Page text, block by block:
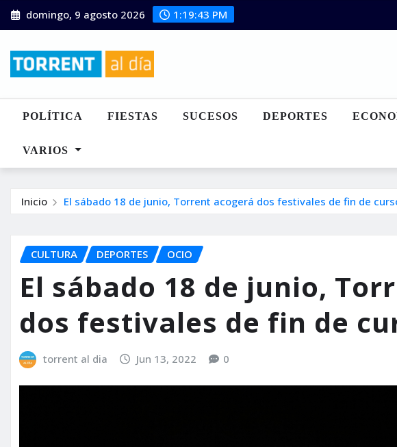
Saltar
al
domingo, 9 agosto 2026 1:19:44 PM
POLÍTICA FIESTAS SUCESOS DEPORTES
VARIOS
Inicio El sábado 18 de junio, Torrent acogerá dos festivales de fin de
CULTURA DEPORTES OCIO
El sábado 18 de junio,
dos festivales de fin de
torrent al dia Jun 13, 2022 0